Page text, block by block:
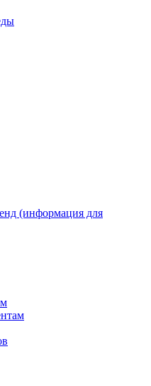
(информация для